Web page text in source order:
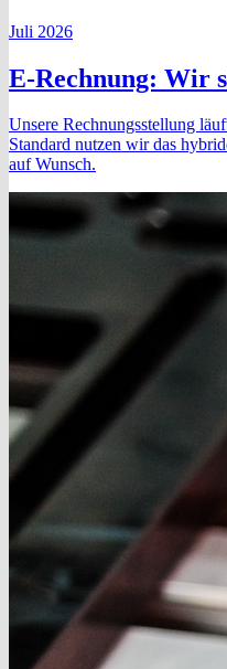
Juli 2026
E-Rechnung: Wir
Unsere Rechnungsstellung
Standard nutzen wir das
auf Wunsch.